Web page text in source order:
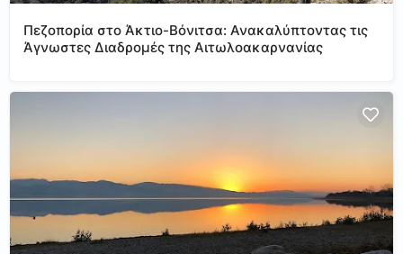
Πεζοπορία στο Άκτιο-Βόνιτσα: Ανακαλύπτοντας τις
Άγνωστες Διαδρομές της Αιτωλοακαρνανίας